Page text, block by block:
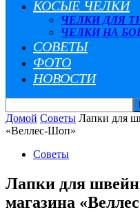
КОСЫЕ ЧЕЛКИ
ЧЕЛКИ ДЛЯ
ЧЕЛКИ НА
СОВЕТЫ
ФОТО
НОВОСТИ
Домой Советы Лапки для
«Веллес-Шоп»
Советы
Лапки для
магазина